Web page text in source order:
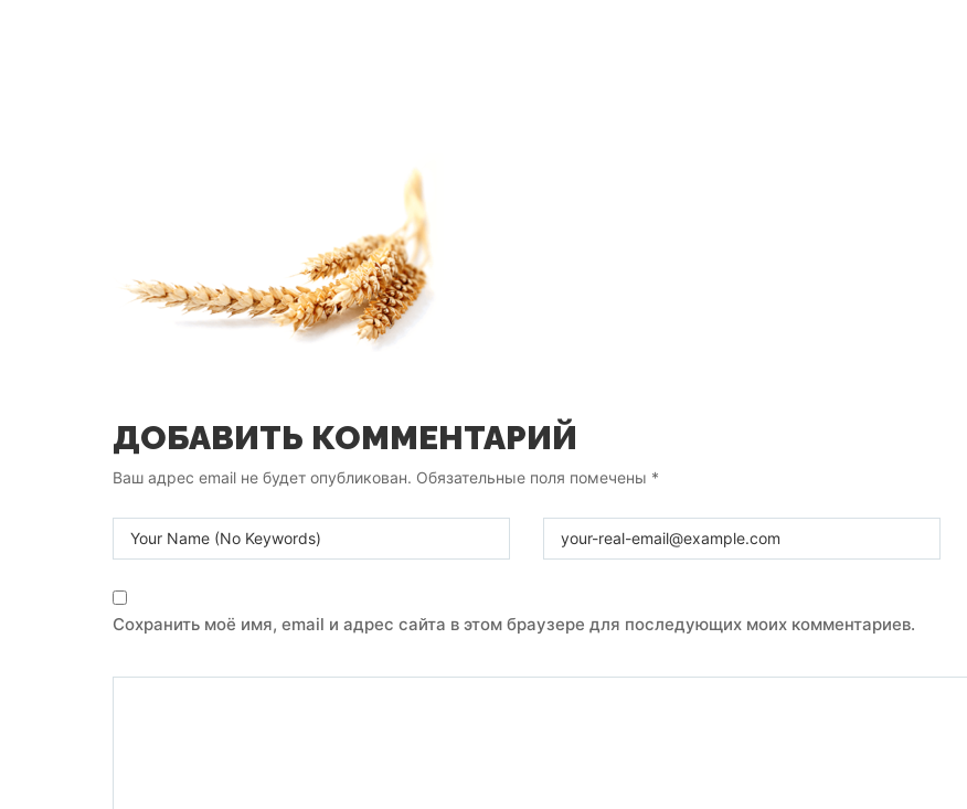
ДОБАВИТЬ КОММЕНТАРИЙ
Ваш адрес email не будет опубликован. Обязательные поля помечены *
Сохранить моё имя, email и адрес сайта в этом браузере для последующих моих комментариев.